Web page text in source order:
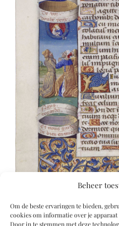
Beheer
Om de beste ervaringen te bieden,
cookies om informatie over je apparaat
Door in te stemmen met deze